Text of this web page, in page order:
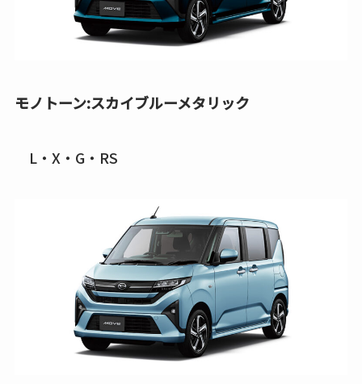
モノトーン:スカイブルーメタリック
L・X・G・RS